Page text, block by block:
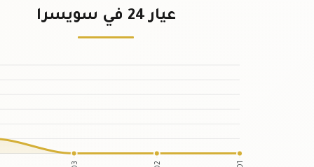
عيار 24 في سويسرا